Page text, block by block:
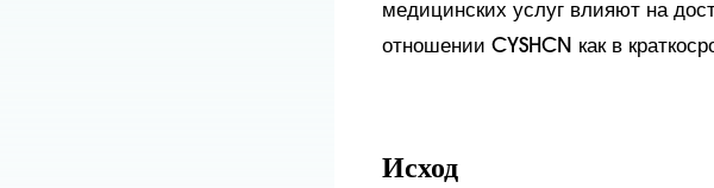
медицинских услуг влияют на
отношении CYSHCN как в
Исход